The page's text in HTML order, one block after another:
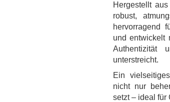
Hergestellt
robust,
hervorragend
und entwickelt
Authentizität
unterstreicht.
Ein
nicht nur
setzt – ideal für